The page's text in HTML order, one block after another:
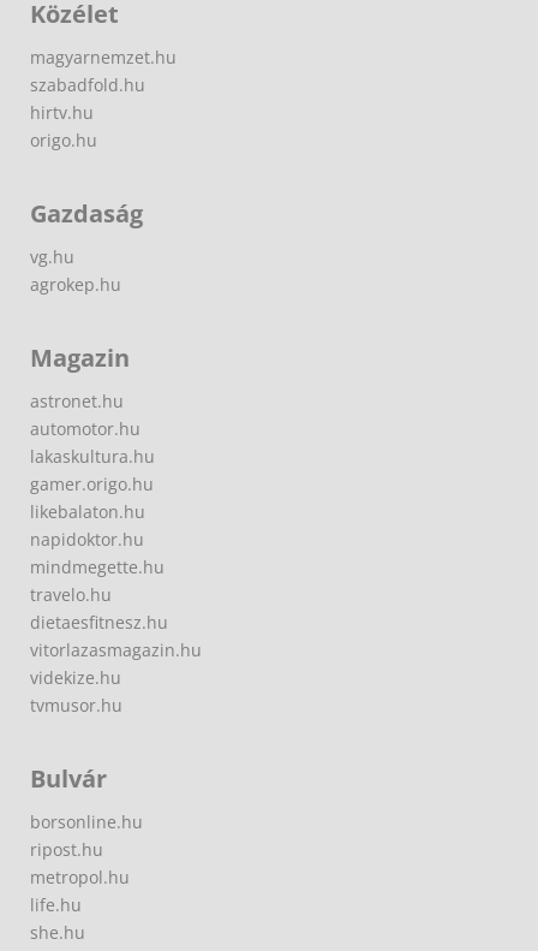
Közélet
magyarnemzet.hu
szabadfold.hu
hirtv.hu
origo.hu
Gazdaság
vg.hu
agrokep.hu
Magazin
astronet.hu
automotor.hu
lakaskultura.hu
gamer.origo.hu
likebalaton.hu
napidoktor.hu
mindmegette.hu
travelo.hu
dietaesfitnesz.hu
vitorlazasmagazin.hu
videkize.hu
tvmusor.hu
Bulvár
borsonline.hu
ripost.hu
metropol.hu
life.hu
she.hu